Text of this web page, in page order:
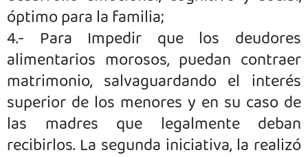
óptimo para la familia;
4.- Para Impedir que los deudores
alimentarios morosos, puedan contraer
matrimonio, salvaguardando el interés
superior de los menores y en su caso de
las madres que legalmente deban
recibirlos. La segunda iniciativa, la realizó